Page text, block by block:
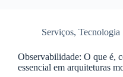
Serviços, Tecnologia
Observabilidade: O que é,
essencial em arquiteturas